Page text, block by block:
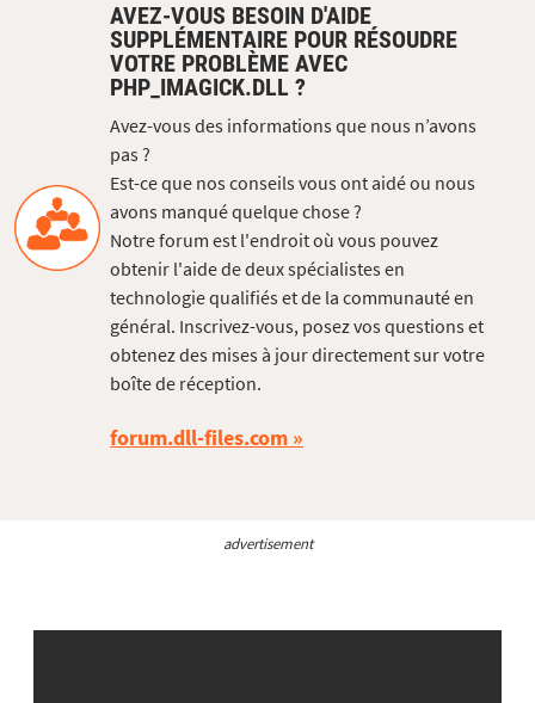
AVEZ-VOUS BESOIN D'AIDE
SUPPLÉMENTAIRE POUR RÉSOUDRE
VOTRE PROBLÈME AVEC
PHP_IMAGICK.DLL ?
Avez-vous des informations que nous n’avons
pas ?
Est-ce que nos conseils vous ont aidé ou nous
avons manqué quelque chose ?
Notre forum est l'endroit où vous pouvez
obtenir l'aide de deux spécialistes en
technologie qualifiés et de la communauté en
général. Inscrivez-vous, posez vos questions et
obtenez des mises à jour directement sur votre
boîte de réception.
forum.dll-files.com
advertisement